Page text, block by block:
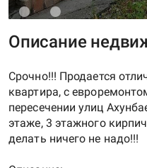
Описание
Срочно!!! Продается
квартира, с
пересечении улиц
этаже, 3 этажного
делать ничего не надо!!!